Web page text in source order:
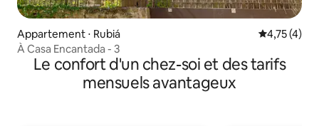
Appartement ⋅ Rubiá Évaluation
4,75 (4)
À Casa Encantada - 3
Le confort d'un chez-soi et des tarifs
mensuels avantageux